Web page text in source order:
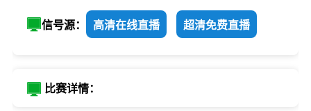
信号源： 高清在线直播 超清免费直播
比赛详情：